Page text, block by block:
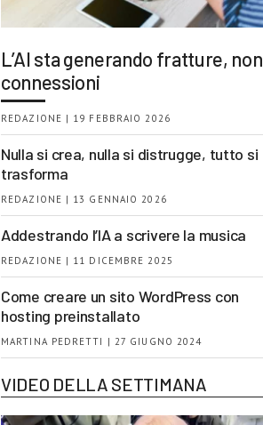
L’AI sta generando fratture, non
connessioni
REDAZIONE | 19 FEBBRAIO 2026
Nulla si crea, nulla si distrugge, tutto si
trasforma
REDAZIONE | 13 GENNAIO 2026
Addestrando l’IA a scrivere la musica
REDAZIONE | 11 DICEMBRE 2025
Come creare un sito WordPress con
hosting preinstallato
MARTINA PEDRETTI | 27 GIUGNO 2024
VIDEO DELLA SETTIMANA